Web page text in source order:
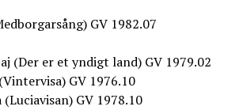
GV 1982.07
(Der er et yndigt land) GV 1979.02
GV 1976.10
GV 1978.10